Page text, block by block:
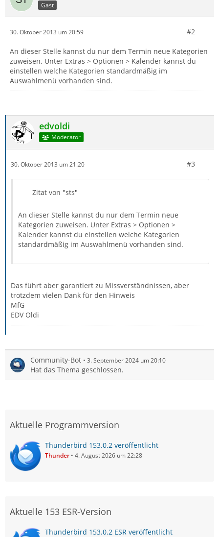
Gast
30. Oktober 2013 um 20:59 #2
An dieser Stelle kannst du nur dem Termin neue Kategorien
zuweisen. Unter Extras > Optionen > Kalender kannst du
einstellen welche Kategorien standardmäßig im
Auswahlmenü vorhanden sind.
edvoldi
Moderator
30. Oktober 2013 um 21:20 #3
Zitat von "sts"
An dieser Stelle kannst du nur dem Termin neue
Kategorien zuweisen. Unter Extras > Optionen >
Kalender kannst du einstellen welche Kategorien
standardmäßig im Auswahlmenü vorhanden sind.
Das führt aber garantiert zu Missverständnissen, aber
trotzdem vielen Dank für den Hinweis
MfG
EDV Oldi
Community-Bot 3. September 2024 um 20:10
Hat das Thema geschlossen.
Aktuelle Programmversion
Thunderbird 153.0.2 veröffentlicht
Thunder 4. August 2026 um 22:28
Aktuelle 153 ESR-Version
Thunderbird 153.0.2 ESR veröffentlicht